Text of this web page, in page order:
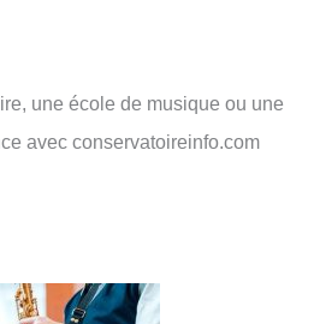
une école de musique ou une
avec conservatoireinfo.com